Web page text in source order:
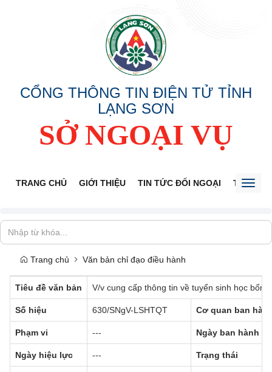
CỔNG THÔNG TIN ĐIỆN TỬ TỈNH
LẠNG SƠN
SỞ NGOẠI VỤ
TRANG CHỦ GIỚI THIỆU TIN TỨC ĐỐI NGOẠI THÔNG
Trang chủ Văn bản chỉ đạo điều hành
Tiêu đề văn bản V/v cung cấp thông tin về tuyển sinh học
Số hiệu 630/SNgV-LSHTQT Cơ quan ban
Phạm vi --- Ngày ban hành
Ngày hiệu lực --- Trạng thái